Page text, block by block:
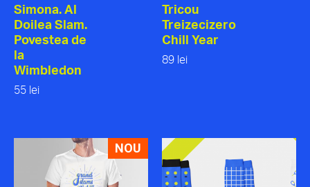
Simona. Al
Doilea Slam.
Povestea de
la
Wimbledon
55 lei
Tricou
Treizecizero
Chill Year
89 lei
NOU